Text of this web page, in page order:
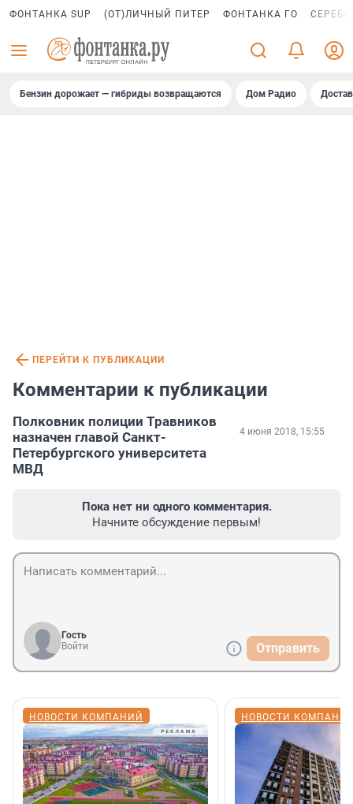
ФОНТАНКА SUP (ОТ)ЛИЧНЫЙ ПИТЕР ФОНТАНКА ГО
Бензин дорожает — гибриды возвращаются Дом Радио
ПЕРЕЙТИ К ПУБЛИКАЦИИ
Комментарии к публикации
Полковник полиции Травников
назначен главой Санкт-
Петербургского университета
МВД
4 июня 2018, 15:55
Пока нет ни одного комментария.
Начните обсуждение первым!
Гость
Войти
Отправить
НОВОСТИ КОМПАНИЙ НОВОСТИ